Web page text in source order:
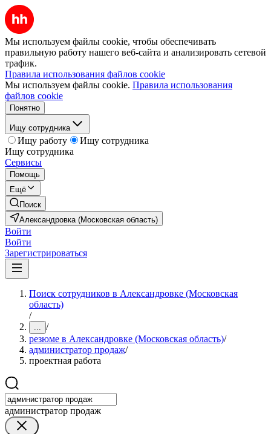
Мы используем файлы cookie, чтобы обеспечивать
правильную работу нашего веб-сайта и анализировать сетевой
трафик.
Правила использования файлов cookie
Мы используем файлы cookie. Правила использования
файлов cookie
Понятно
Ищу сотрудника
Ищу работу
Ищу сотрудника
Ищу сотрудника
Сервисы
Помощь
Ещё
Поиск
Александровка (Московская область)
Войти
Войти
Зарегистрироваться
Поиск сотрудников в Александровке (Московская
область)
/
... /
резюме в Александровке (Московская область)/
администратор продаж/
проектная работа
администратор продаж